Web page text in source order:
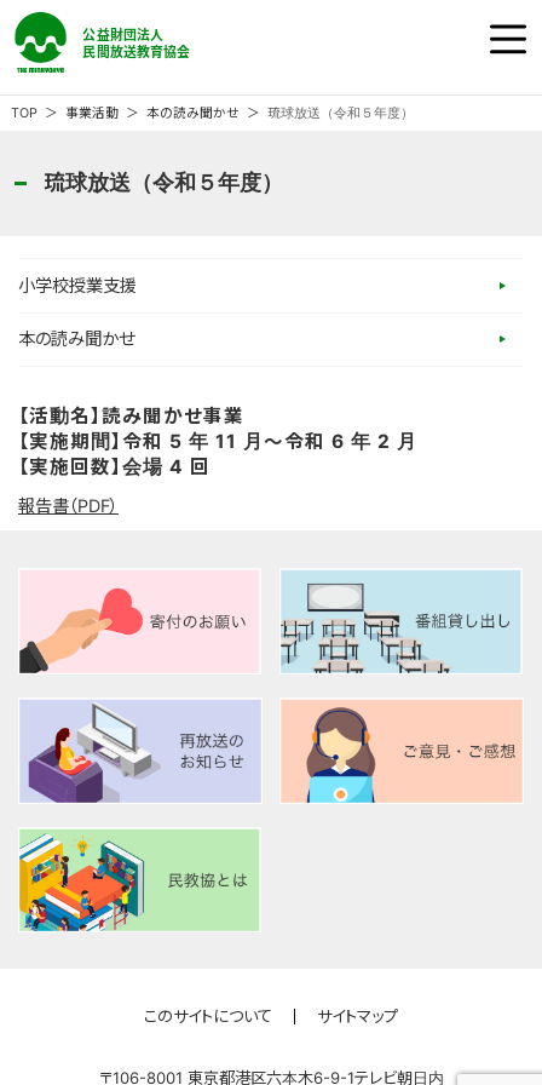
ホーム
民教協の『番組』
民教協の『大会』
民教協とは
このサイトについて
サイトマップ
TOP 事業活動 本の読み聞かせ 琉球放送（令和５年度）
琉球放送（令和５年度）
小学校授業支援
本の読み聞かせ
【活動名】読み聞かせ事業
【実施期間】令和 5 年 11 月～令和 6 年 2 月
【実施回数】会場 4 回
報告書（PDF）
このサイトについて サイトマップ
〒106-8001 東京都港区六本木6-9-1テレビ朝日内